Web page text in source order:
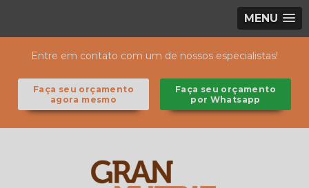
MENU
Entre em contato com um de nossos especialistas!
Faça seu orçamento
agora mesmo
Faça seu orçamento
por Whatsapp